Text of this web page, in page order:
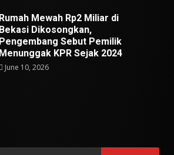
Rumah Mewah Rp2 Miliar di
Bekasi Dikosongkan,
Pengembang Sebut Pemilik
Menunggak KPR Sejak 2024
June 10, 2026